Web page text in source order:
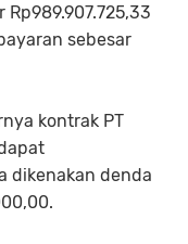
sebesar
kontrak PT
dikenakan denda